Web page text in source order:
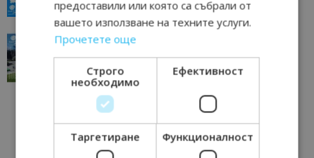
“Пощенска картичка от…”: Перник – град на
Перник 17/06/2026 09:01
предоставили или която са събрали от
вашето използване на техните услуги.
Прочетете още
Строго
необходимо
Ефективност
Таргетиране Функционалност